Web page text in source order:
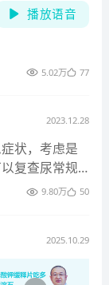
播放语音
5.02万 77
2023.12.28
状，考虑是
复查尿常规
硝酸盐的水
喹诺酮类的
抗生素，进
9.80万 50
2025.10.29